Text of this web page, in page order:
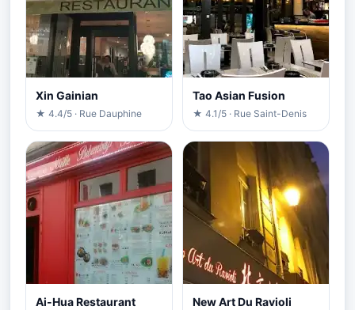
Xin Gainian
★ 4.4/5 · Rue Dauphine
Tao Asian Fusion
★ 4.1/5 · Rue Saint-Denis
Ai-Hua Restaurant New Art Du Ravioli